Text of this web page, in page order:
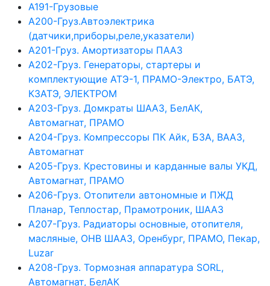
А191-Грузовые
А200-Груз.Автоэлектрика
(датчики,приборы,реле,указатели)
А201-Груз. Амортизаторы ПААЗ
А202-Груз. Генераторы, стартеры и
комплектующие АТЭ-1, ПРАМО-Электро, БАТЭ,
КЗАТЭ, ЭЛЕКТРОМ
А203-Груз. Домкраты ШААЗ, БелАК,
Автомагнат, ПРАМО
А204-Груз. Компрессоры ПК Айк, БЗА, ВААЗ,
Автомагнат
А205-Груз. Крестовины и карданные валы УКД,
Автомагнат, ПРАМО
А206-Груз. Отопители автономные и ПЖД
Планар, Теплостар, Прамотроник, ШААЗ
А207-Груз. Радиаторы основные, отопителя,
масляные, ОНВ ШААЗ, Оренбург, ПРАМО, Пекар,
Luzar
А208-Груз. Тормозная аппаратура SORL,
Автомагнат, БелАК